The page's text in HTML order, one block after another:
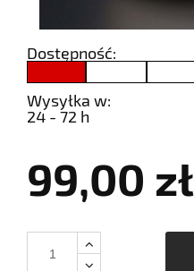
Dostępność:
Wysyłka w:
24 - 72 h
99,00 zł